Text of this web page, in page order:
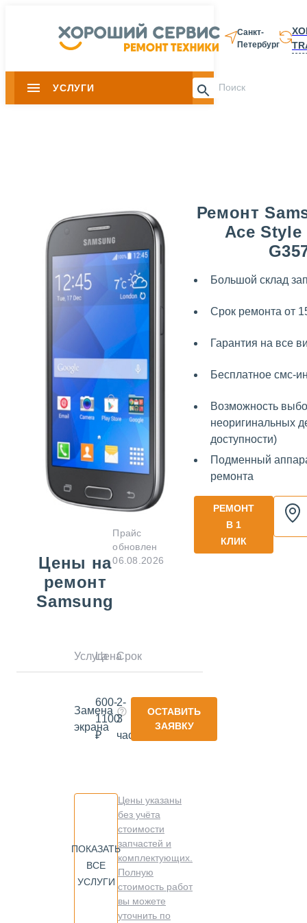
Санкт-
Петербург
УСЛУГИ 8 812 337-
Ремонт
Ace Style
Большой склад
Срок ремонта от
Гарантия на все
Бесплатное смс-
Возможность
неоригинальных
доступности)
Подменный
ремонта
РЕМОНТ
В 1
КЛИК
Цены на
ремонт
Samsung
Прайс
обновлен
06.08.2026
УслугаЦенаСрок
Замена
экрана
600-
1100
₽
2-
3
часа
ОСТАВИТЬ
ЗАЯВКУ
ПОКАЗАТЬ
ВСЕ
УСЛУГИ
Цены указаны
без учёта
стоимости
запчастей и
комплектующих.
Полную
стоимость работ
вы можете
уточнить по